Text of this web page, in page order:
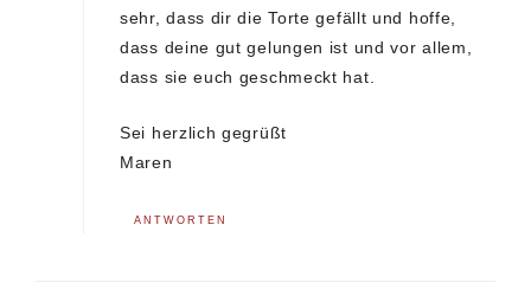
sehr, dass dir die Torte gefällt und hoffe,
dass deine gut gelungen ist und vor allem,
dass sie euch geschmeckt hat.
Sei herzlich gegrüßt
Maren
ANTWORTEN